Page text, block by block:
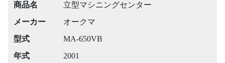
商品名
立型マシニングセンター
メーカー
オークマ
型式
MA-650VB
年式
2001